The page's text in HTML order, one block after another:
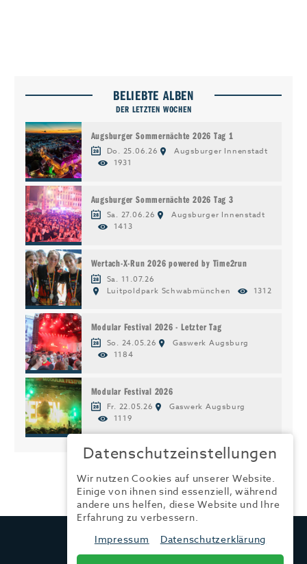
BELIEBTE ALBEN
DER LETZTEN WOCHEN
Augsburger Sommernächte 2026 Tag 1
Do. 25.06.26
Augsburger Innenstadt
1931
Augsburger Sommernächte 2026 Tag 3
Sa. 27.06.26
Augsburger Innenstadt
1413
Wertach-X-Run 2026 powered by Time2run
Sa. 11.07.26
Luitpoldpark Schwabmünchen
1312
Modular Festival 2026 - Letzter Tag
So. 24.05.26
Gaswerk Augsburg
1184
Modular Festival 2026
Fr. 22.05.26
Gaswerk Augsburg
1119
TRENDYONE
Datenschutzeinstellungen
Wir nutzen Cookies auf unserer Website.
Einige von ihnen sind essenziell, während
andere uns helfen, diese Website und Ihre
Erfahrung zu verbessern.
Impressum
Datenschutzerklärung